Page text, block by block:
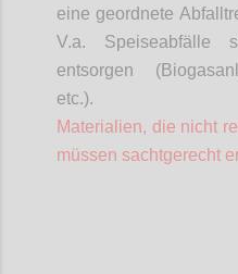
eine geordnete
V.a. Speiseabfälle
entsorgen
etc.).
Materialien, die nicht
müssen sachtgerecht